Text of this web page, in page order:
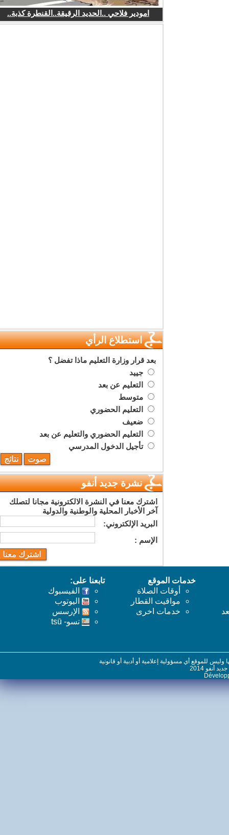
امودير فلاحي ..الحديد الرقيقة..القنطرة كذبة..
استطلاع الرأي
بعد قرار وزارة التعليم ماذا تفضل ؟
جييد
التعليم عن بعد
متوسط
التعليم الحضوري
ضعيف
التعليم الحضوري والتعليم عن بعد
تأجيل الدخول المدرسي
نشرة جديد أنفو
اشترك معنا في النشرة الالكترونية مجانا لتصلك
آخر الأخبار المحلية والوطنية والدولية
البريد اﻹلكتروني:
اﻹسم :
خدمات الموقع
أوقات الصلاة
مواقيت القطار
خدمات اخرى
تابعنا على:
الفيسبوك
اليوتوب
اﻹرسس
تسو- tsū
للموقع أي مسؤولية إعلامية أو أدبية أو قانونية
2014